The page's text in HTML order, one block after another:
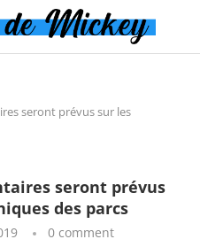
seront prévus sur les
seront prévus
des parcs
0 comment